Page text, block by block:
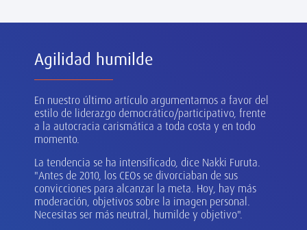
Agilidad humilde
En nuestro último artículo argumentamos a favor del
estilo de liderazgo democrático/participativo, frente
a la autocracia carismática a toda costa y en todo
momento.
La tendencia se ha intensificado, dice Nakki Furuta.
"Antes de 2010, los CEOs se divorciaban de sus
convicciones para alcanzar la meta. Hoy, hay más
moderación, objetivos sobre la imagen personal.
Necesitas ser más neutral, humilde y objetivo".